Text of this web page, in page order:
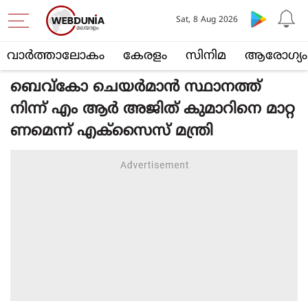
വാര്‍ത്താലോകം കേരളം സിനിമ ആരോഗ്യം
Sat, 8 Aug 2026
ബെവ്‌കോ ചെയര്‍മാന്‍ സ്ഥാനത്ത്
നിന്ന് എം ആര്‍ അജിത് കുമാറിനെ മാറ്റ
ണമെന്ന് എക്‌സൈസ് മന്ത്രി